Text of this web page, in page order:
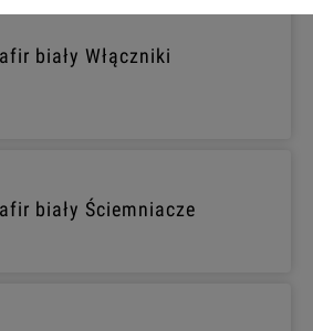
biały Włączniki
biały Ściemniacze